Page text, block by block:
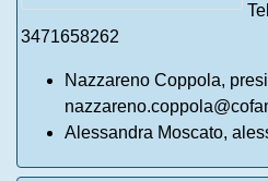
3471658262
Nazzareno Coppola,
Alessandra Moscato,